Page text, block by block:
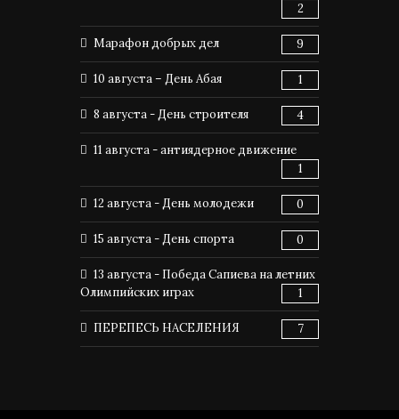
2
Марафон добрых дел 9
10 августа – День Абая 1
8 августа - День строителя 4
11 августа - антиядерное движение
1
12 августа - День молодежи 0
15 августа - День спорта 0
13 августа - Победа Сапиева на летних
Олимпийских играх
1
ПЕРЕПЕСЬ НАСЕЛЕНИЯ 7